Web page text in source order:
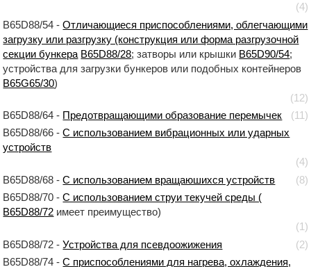
(4)
B65D88/54 -Отличающиеся приспособлениями, облегчающими
загрузку или разгрузку (конструкция или форма разгрузочной
секции бункера B65D88/28; затворы или крышки B65D90/54;
устройства для загрузки бункеров или подобных контейнеров
B65G65/30)
(12)
B65D88/64 - Предотвращающими образование перемычек
(11)
B65D88/66 -С использованием вибрационных или ударных
устройств
(4)
B65D88/68 -С использованием вращаюшихся устройств
(8)
B65D88/70 -С использованием струи текучей среды (
B65D88/72 имеет преимущество)
(1)
B65D88/72 -Устройства для псевдоожижения
(2)
B65D88/74 -С приспособлениями для нагрева, охлаждения,